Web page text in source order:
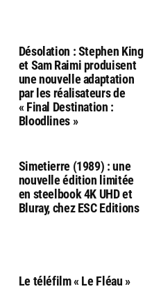
Désolation : Stephen King
et Sam Raimi produisent
une nouvelle adaptation
par les réalisateurs de
« Final Destination :
Bloodlines »
Simetierre (1989) : une
nouvelle édition limitée
en steelbook 4K UHD et
Bluray, chez ESC Editions
Le téléfilm « Le Fléau »